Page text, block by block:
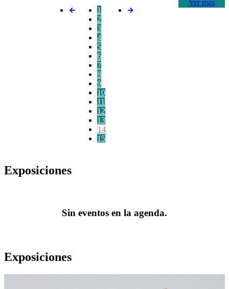
Ver más
1
2
3
4
5
6
7
8
9
10
11
12
13
14
15
Exposiciones
Sin eventos en la agenda.
Exposiciones